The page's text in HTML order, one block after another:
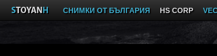
СНИМКИ ОТ БЪЛГАРИЯ HS CORP